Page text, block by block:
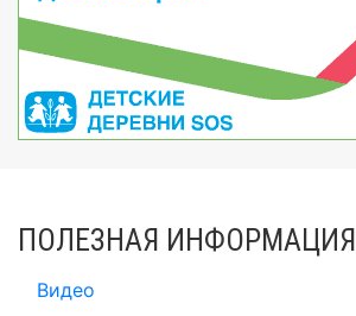
ПОЛЕЗНАЯ ИНФОРМАЦИЯ
Видео